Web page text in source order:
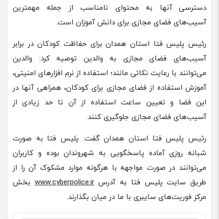
دسترسی آنها به محتوای نامناسب از جمله مهمترین
آسیب‌های فضای مجازی برای دانش آموزان است.
رئیس پلیس فتا استان همدان برای حفاظت کودکان در برابر
آسیب‌های فضای مجازی به والدین توصیه کرد: والدین
می‌توانند با رعایت نکاتی مانند؛ استفاده از نرم افزارهای امنیتی،
آموزش استفاده از فضای مجازی برای کودکان، همراهی آنها در
این فضا و تعیین ساعت استفاده از آن تا حد زیادی از
آسیب‌های فضای مجازی جلوگیری کنند.
رئیس پلیس فتا استان همدان گفت: پلیس فتا به صورت
شبانه روزی آماده پاسخگویی به شهروندان بوده و کاربران
می‌توانند در صورت مواجهه با هرگونه موارد مشکوک آن را از
طریق سایت پلیس فتا به آدرسwww.cyberpolice.irبخش
مرکز فوریت‌های سایبری با ما در میان بگذارند.